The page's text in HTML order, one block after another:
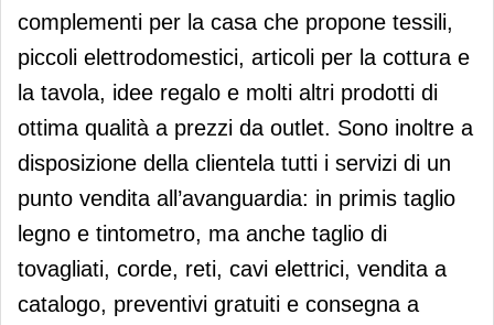
complementi per la casa che propone tessili,
piccoli elettrodomestici, articoli per la cottura e
la tavola, idee regalo e molti altri prodotti di
ottima qualità a prezzi da outlet. Sono inoltre a
disposizione della clientela tutti i servizi di un
punto vendita all’avanguardia: in primis taglio
legno e tintometro, ma anche taglio di
tovagliati, corde, reti, cavi elettrici, vendita a
catalogo, preventivi gratuiti e consegna a